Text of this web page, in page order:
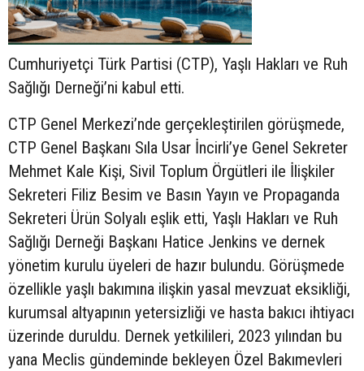
Cumhuriyetçi Türk Partisi (CTP), Yaşlı Hakları ve Ruh
Sağlığı Derneği’ni kabul etti.
CTP Genel Merkezi’nde gerçekleştirilen görüşmede,
CTP Genel Başkanı Sıla Usar İncirli’ye Genel Sekreter
Mehmet Kale Kişi, Sivil Toplum Örgütleri ile İlişkiler
Sekreteri Filiz Besim ve Basın Yayın ve Propaganda
Sekreteri Ürün Solyalı eşlik etti, Yaşlı Hakları ve Ruh
Sağlığı Derneği Başkanı Hatice Jenkins ve dernek
yönetim kurulu üyeleri de hazır bulundu. Görüşmede
özellikle yaşlı bakımına ilişkin yasal mevzuat eksikliği,
kurumsal altyapının yetersizliği ve hasta bakıcı ihtiyacı
üzerinde duruldu. Dernek yetkilileri, 2023 yılından bu
yana Meclis gündeminde bekleyen Özel Bakımevleri